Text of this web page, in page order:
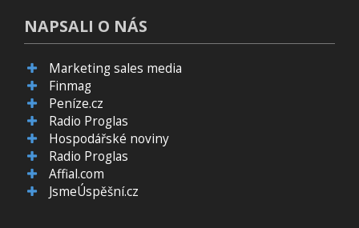
NAPSALI O NÁS
Marketing sales media
Finmag
Peníze.cz
Radio Proglas
Hospodářské noviny
Radio Proglas
Affial.com
JsmeÚspěšní.cz